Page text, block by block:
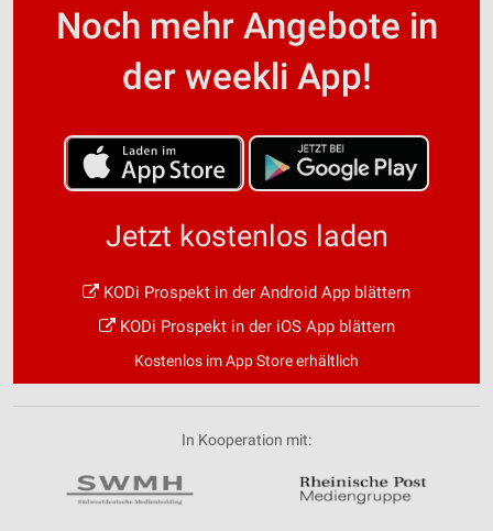
Noch mehr Angebote in
der weekli App!
Jetzt kostenlos laden
KODi Prospekt in der Android App blättern
KODi Prospekt in der iOS App blättern
Kostenlos im App Store erhältlich
In Kooperation mit: